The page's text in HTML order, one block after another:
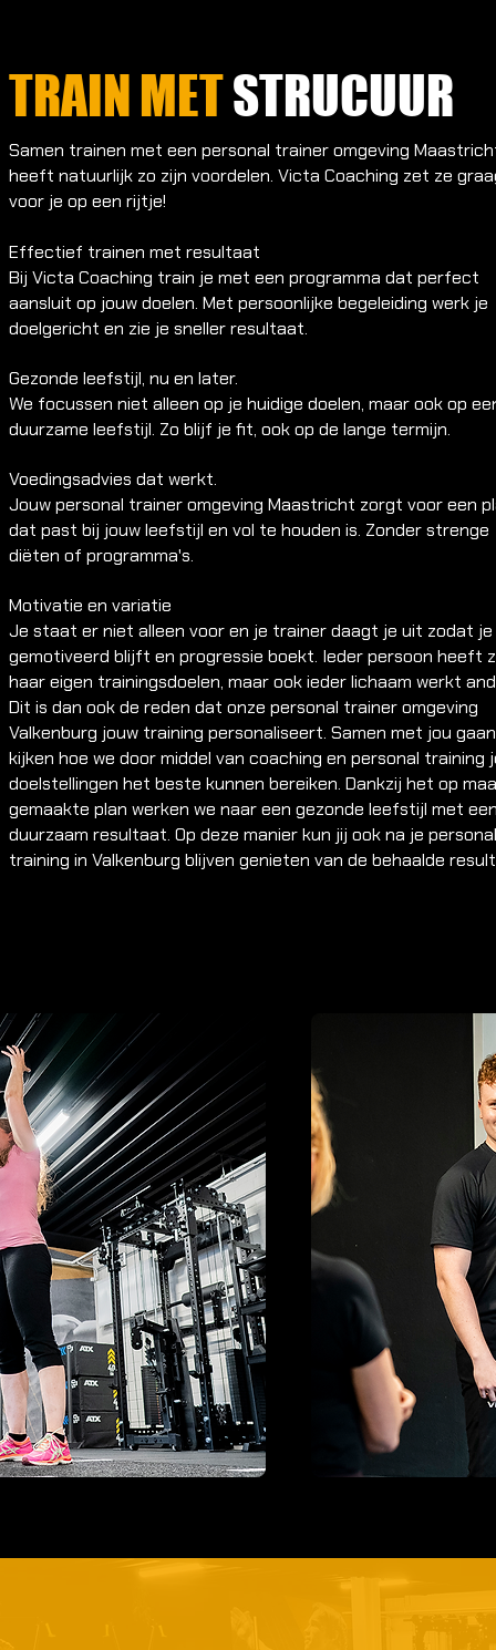
TRAIN METSTRUCUUR
Samen trainen met een personal trainer omgeving
heeft natuurlijk zo zijn voordelen. Victa Coaching zet ze
voor je op een rijtje!
Effectief trainen met resultaat
Bij Victa Coaching train je met een programma dat perfect
aansluit op jouw doelen. Met persoonlijke begeleiding werk je
doelgericht en zie je sneller resultaat.
Gezonde leefstijl, nu en later.
We focussen niet alleen op je huidige doelen, maar ook op
duurzame leefstijl. Zo blijf je fit, ook op de lange termijn.
Voedingsadvies dat werkt.
Jouw personal trainer omgeving Maastricht zorgt voor een
dat past bij jouw leefstijl en vol te houden is. Zonder strenge
diëten of programma's.
Motivatie en variatie
Je staat er niet alleen voor en je trainer daagt je uit zodat je
gemotiveerd blijft en progressie boekt. Ieder persoon heeft
haar eigen trainingsdoelen, maar ook ieder lichaam werkt
Dit is dan ook de reden dat onze personal trainer omgeving
Valkenburg jouw training personaliseert. Samen met jou
kijken hoe we door middel van coaching en personal training
doelstellingen het beste kunnen bereiken. Dankzij het op
gemaakte plan werken we naar een gezonde leefstijl met
duurzaam resultaat. Op deze manier kun jij ook na je personal
training in Valkenburg blijven genieten van de behaalde